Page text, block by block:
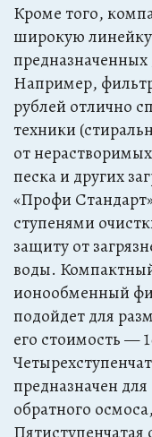
Кроме того,
широкую
Например,
рублей отлично
техники
от
песка и других
«Профи
ступенями
защиту от
воды.
ионообменный
подойдет для
его стоимость —
предназначен
обратного
Пятиступенчатая